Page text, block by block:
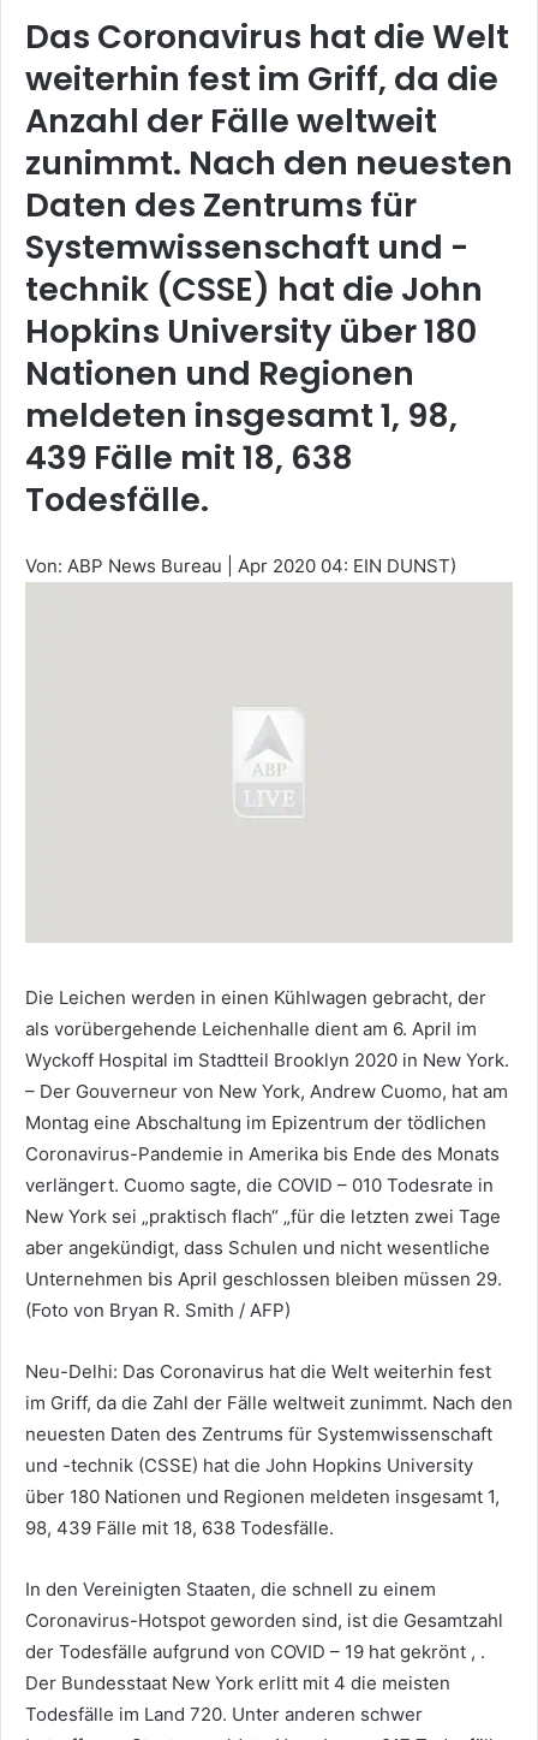
Das Coronavirus hat die Welt
weiterhin fest im Griff, da die
Anzahl der Fälle weltweit
zunimmt. Nach den neuesten
Daten des Zentrums für
Systemwissenschaft und -
technik (CSSE) hat die John
Hopkins University über 180
Nationen und Regionen
meldeten insgesamt 1, 98,
439 Fälle mit 18, 638
Todesfälle.
Von: ABP News Bureau Apr 2020 04: EIN DUNST)
Die Leichen werden in einen Kühlwagen gebracht, der
als vorübergehende Leichenhalle dient am 6. April im
Wyckoff Hospital im Stadtteil Brooklyn 2020 in New York.
– Der Gouverneur von New York, Andrew Cuomo, hat am
Montag eine Abschaltung im Epizentrum der tödlichen
Coronavirus-Pandemie in Amerika bis Ende des Monats
verlängert. Cuomo sagte, die COVID – 010 Todesrate in
New York sei „praktisch flach“ „für die letzten zwei Tage
aber angekündigt, dass Schulen und nicht wesentliche
Unternehmen bis April geschlossen bleiben müssen 29.
(Foto von Bryan R. Smith / AFP)
Neu-Delhi: Das Coronavirus hat die Welt weiterhin fest
im Griff, da die Zahl der Fälle weltweit zunimmt. Nach den
neuesten Daten des Zentrums für Systemwissenschaft
und -technik (CSSE) hat die John Hopkins University
über 180 Nationen und Regionen meldeten insgesamt 1,
98, 439 Fälle mit 18, 638 Todesfälle.
In den Vereinigten Staaten, die schnell zu einem
Coronavirus-Hotspot geworden sind, ist die Gesamtzahl
der Todesfälle aufgrund von COVID – 19 hat gekrönt , .
Der Bundesstaat New York erlitt mit 4 die meisten
Todesfälle im Land 720. Unter anderen schwer